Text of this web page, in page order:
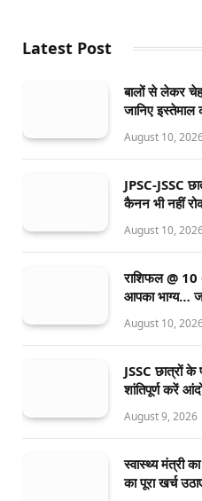
Latest Post
बालों से लेकर
जानिए इस्तेमाल
August 10,
JPSC-JSSC
कैनन भी नहीं
August 10,
राशिफल @
आपका भाग्य…
August 10,
JSSC छात्रों
शांतिपूर्ण करें
August 9, 2026
स्वास्थ्य मंत्री
का पूरा खर्च